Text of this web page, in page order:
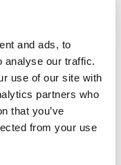
and ads, to
analyse our traffic.
use of our site with
partners who
that you’ve
from your use
e
2034